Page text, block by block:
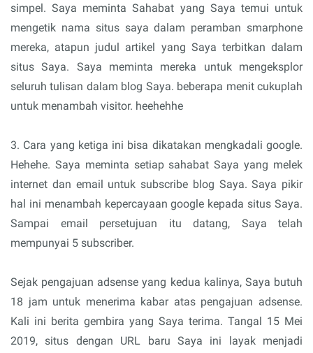
simpel. Saya meminta Sahabat yang Saya temui untuk
mengetik nama situs saya dalam peramban smarphone
mereka, atapun judul artikel yang Saya terbitkan dalam
situs Saya. Saya meminta mereka untuk mengeksplor
seluruh tulisan dalam blog Saya. beberapa menit cukuplah
untuk menambah visitor. heehehhe
3. Cara yang ketiga ini bisa dikatakan mengkadali google.
Hehehe. Saya meminta setiap sahabat Saya yang melek
internet dan email untuk subscribe blog Saya. Saya pikir
hal ini menambah kepercayaan google kepada situs Saya.
Sampai email persetujuan itu datang, Saya telah
mempunyai 5 subscriber.
Sejak pengajuan adsense yang kedua kalinya, Saya butuh
18 jam untuk menerima kabar atas pengajuan adsense.
Kali ini berita gembira yang Saya terima. Tangal 15 Mei
2019, situs dengan URL baru Saya ini layak menjadi